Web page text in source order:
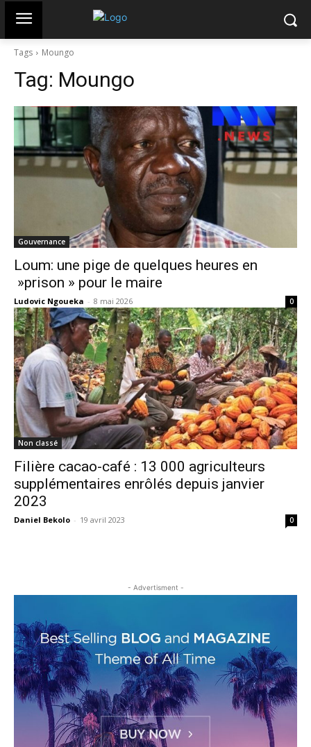
Tags Moungo
Tag: Moungo
Gouvernance
Loum: une pige de quelques heures en
»prison » pour le maire
Ludovic Ngoueka - 8 mai 2026 0
Non classé
Filière cacao-café : 13 000 agriculteurs
supplémentaires enrôlés depuis janvier
2023
Daniel Bekolo - 19 avril 2023 0
- Advertisment -